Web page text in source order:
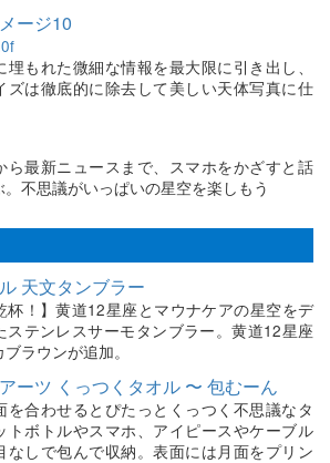
ージ10
埋もれた微細な情報を最大限に引き出し、
ズは徹底的に除去して美しい天体写真に仕
ら最新ニュースまで、スマホをかざすと話
。不思議がいっぱいの星空を楽しもう
天文タンブラー
杯！】黄道12星座とマウナケアの星空をデ
ステンレスサーモタンブラー。黄道12星座
ラウンが追加。
ーツ くっつくタオル 〜 包むーん
を合わせるとぴたっとくっつく不思議なタ
トボトルやスマホ、アイピースやケーブル
なしで包んで収納。表面には月面をプリン